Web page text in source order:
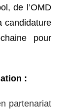
de l’OMD
candidature
pour
:
partenariat